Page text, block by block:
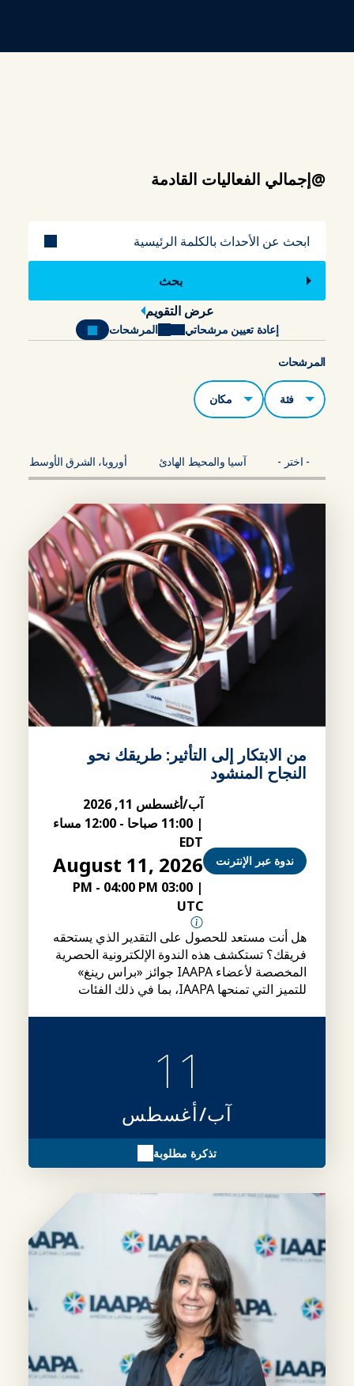
@إجمالي الفعاليات القادمة
عرض التقويم
إعادة تعيين مرشحاتي المرشحات
المرشحات
الفئات مكان
- اختر - آسيا والمحيط الهادئ أوروبا، الشرق الأوسط،
من الابتكار إلى التأثير: طريقك نحو
النجاح المنشود
ندوة عبر الإنترنت
آب/أغسطس 11, 2026
| 11:00 صباحا -
12:00 مساء
EDT
August 11, 2026
|
03:00 PM
- 04:00 PM
UTC
هل أنت مستعد للحصول على التقدير الذي يستحقه
فريقك؟ تستكشف هذه الندوة الإلكترونية الحصرية
المخصصة لأعضاء IAAPA جوائز «براس رينغ»
للتميز التي تمنحها IAAPA، بما في ذلك الفئات
11
آب/أغسطس
تذكرة مطلوبة